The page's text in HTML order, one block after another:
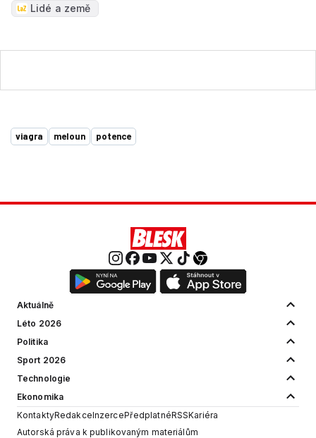
Lidé a země
viagra meloun potence
Aktuálně
Léto 2026
Politika
Sport 2026
Technologie
Ekonomika
KontaktyRedakceInzercePředplatnéRSSKariéra
Autorská práva k publikovaným materiálům